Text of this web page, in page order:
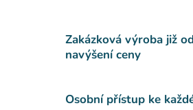
Zakázková výroba již
navýšení ceny
Osobní přístup ke